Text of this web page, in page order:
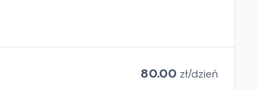
80.00 zł/dzień